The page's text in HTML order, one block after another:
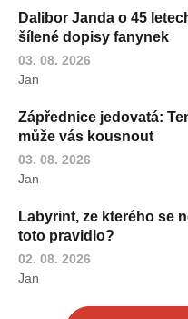
Dalibor Janda o 45
šílené dopisy fanynek
03. 08. 2026
Jan
Zápřednice jedovatá:
může vás kousnout
03. 08. 2026
Jan
Labyrint, ze kterého se
toto pravidlo?
02. 08. 2026
Jan